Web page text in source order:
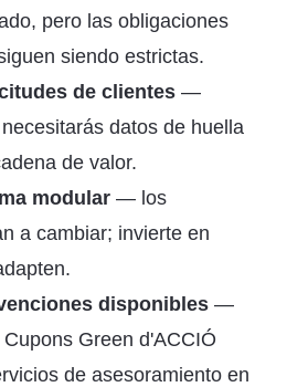
pero las obligaciones
siendo estrictas.
de clientes —
datos de huella
de valor.
modular — los
a cambiar; invierte en
disponibles —
Green d'ACCIÓ
de asesoramiento en